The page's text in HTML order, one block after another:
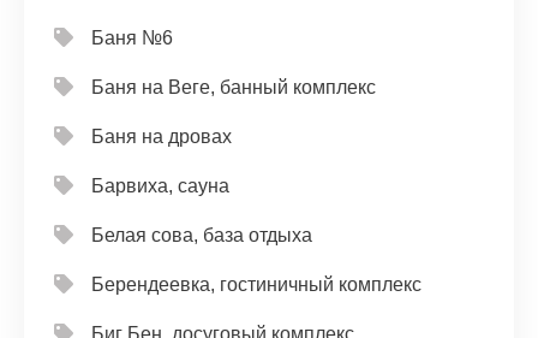
Баня №6
Баня на Веге, банный комплекс
Баня на дровах
Барвиха, сауна
Белая сова, база отдыха
Берендеевка, гостиничный комплекс
Биг Бен, досуговый комплекс